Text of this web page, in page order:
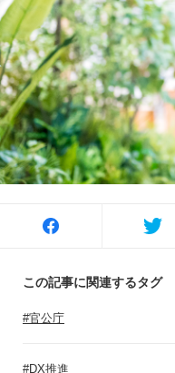
この記事に関連するタグ
官公庁
DX推進